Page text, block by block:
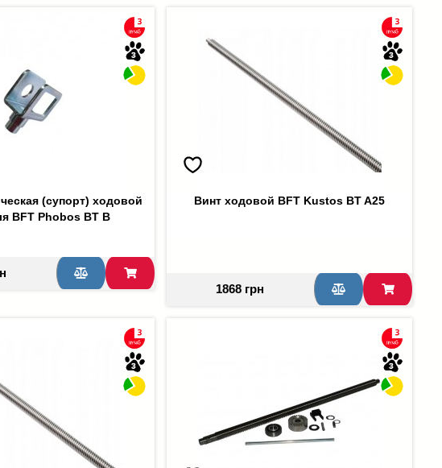
(супорт) ходовой
BFT Phobos BT B
Винт ходовой BFT Kustos BT A25
1868 грн